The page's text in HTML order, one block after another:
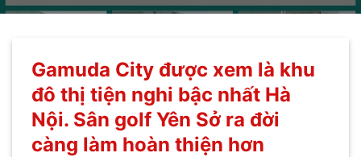
Gamuda City được xem là khu
đô thị tiện nghi bậc nhất Hà
Nội. Sân golf Yên Sở ra đời
càng làm hoàn thiện hơn